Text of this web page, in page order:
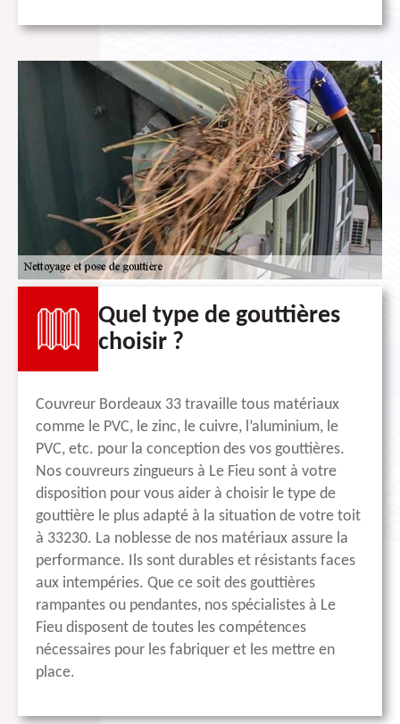
Quel type de gouttières
choisir ?
Couvreur Bordeaux 33 travaille tous matériaux
comme le PVC, le zinc, le cuivre, l’aluminium, le
PVC, etc. pour la conception des vos gouttières.
Nos couvreurs zingueurs à Le Fieu sont à votre
disposition pour vous aider à choisir le type de
gouttière le plus adapté à la situation de votre toit
à 33230. La noblesse de nos matériaux assure la
performance. Ils sont durables et résistants faces
aux intempéries. Que ce soit des gouttières
rampantes ou pendantes, nos spécialistes à Le
Fieu disposent de toutes les compétences
nécessaires pour les fabriquer et les mettre en
place.